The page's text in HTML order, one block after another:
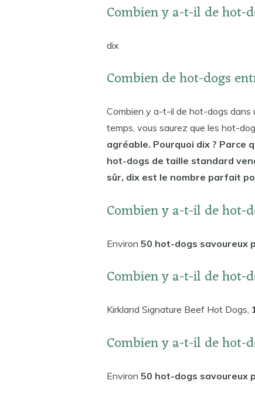
Combien y a-t-il de hot-
dix
Combien de hot-dogs
Combien y a-t-il de hot-dogs dans
temps, vous saurez que les hot-
agréable. Pourquoi dix ? Parce
hot-dogs de taille standard
sûr, dix est le nombre parfait
Combien y a-t-il de hot-
Environ 50 hot-dogs savoureux
Combien y a-t-il de hot-
Kirkland Signature Beef Hot Dogs,
Combien y a-t-il de hot-
Environ 50 hot-dogs savoureux